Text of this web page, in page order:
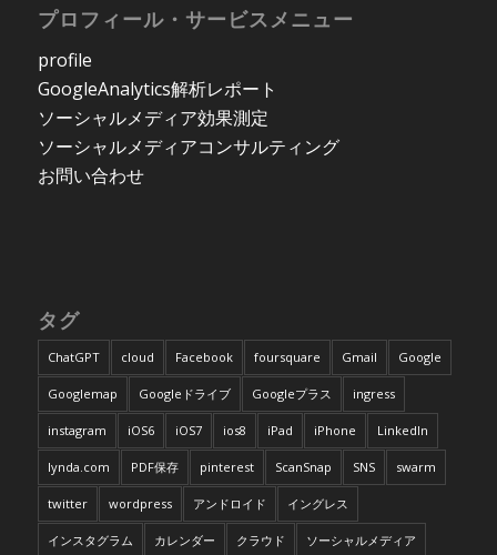
プロフィール・サービスメニュー
profile
GoogleAnalytics解析レポート
ソーシャルメディア効果測定
ソーシャルメディアコンサルティング
お問い合わせ
タグ
ChatGPT cloud Facebook foursquare Gmail Google
Googlemap Googleドライブ Googleプラス ingress
instagram iOS6 iOS7 ios8 iPad iPhone LinkedIn
lynda.com PDF保存 pinterest ScanSnap SNS swarm
twitter wordpress アンドロイド イングレス
インスタグラム カレンダー クラウド ソーシャルメディア